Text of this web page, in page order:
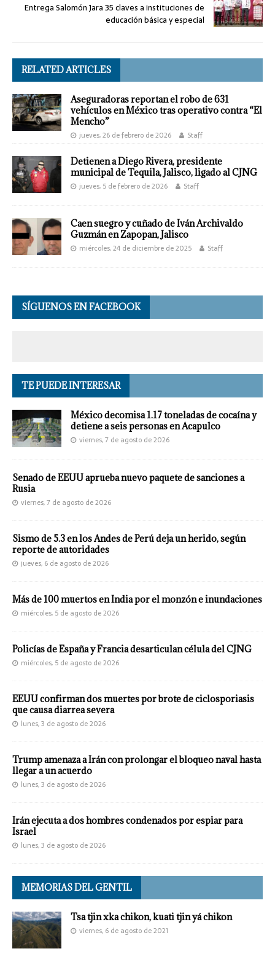
Entrega Salomón Jara 35 claves a instituciones de
educación básica y especial
RELATED ARTICLES
Aseguradoras reportan el robo de 631
vehículos en México tras operativo contra “El
Mencho”
jueves, 26 de febrero de 2026 Staff
Detienen a Diego Rivera, presidente
municipal de Tequila, Jalisco, ligado al CJNG
jueves, 5 de febrero de 2026 Staff
Caen suegro y cuñado de Iván Archivaldo
Guzmán en Zapopan, Jalisco
miércoles, 24 de diciembre de 2025 Staff
SÍGUENOS EN FACEBOOK
TE PUEDE INTERESAR
México decomisa 1.17 toneladas de cocaína y
detiene a seis personas en Acapulco
viernes, 7 de agosto de 2026
Senado de EEUU aprueba nuevo paquete de sanciones a
Rusia
viernes, 7 de agosto de 2026
Sismo de 5.3 en los Andes de Perú deja un herido, según
reporte de autoridades
jueves, 6 de agosto de 2026
Más de 100 muertos en India por el monzón e inundaciones
miércoles, 5 de agosto de 2026
Policías de España y Francia desarticulan célula del CJNG
miércoles, 5 de agosto de 2026
EEUU confirman dos muertes por brote de ciclosporiasis
que causa diarrea severa
lunes, 3 de agosto de 2026
Trump amenaza a Irán con prolongar el bloqueo naval hasta
llegar a un acuerdo
lunes, 3 de agosto de 2026
Irán ejecuta a dos hombres condenados por espiar para
Israel
lunes, 3 de agosto de 2026
MEMORIAS DEL GENTIL
Tsa tjin xka chikon, kuati tjin yá chikon
viernes, 6 de agosto de 2021